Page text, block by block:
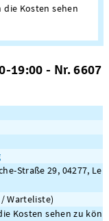
die Kosten sehen
19:00 - Nr. 6607
Straße 29, 04277, Le
Warteliste)
Kosten sehen zu kön